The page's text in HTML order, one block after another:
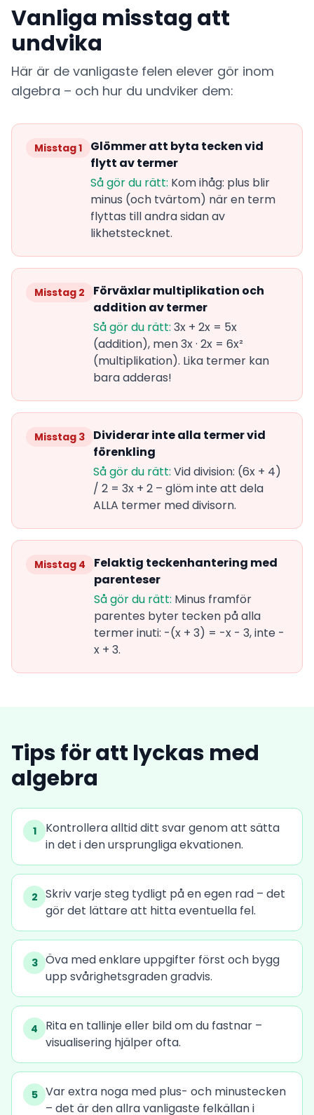
Vanliga misstag att
undvika
Här är de vanligaste felen elever gör inom
algebra – och hur du undviker dem:
Misstag 1
Glömmer att byta tecken vid
flytt av termer
Så gör du rätt: Kom ihåg: plus blir
minus (och tvärtom) när en term
flyttas till andra sidan av
likhetstecknet.
Misstag 2
Förväxlar multiplikation och
addition av termer
Så gör du rätt: 3x + 2x = 5x
(addition), men 3x · 2x = 6x²
(multiplikation). Lika termer kan
bara adderas!
Misstag 3
Dividerar inte alla termer vid
förenkling
Så gör du rätt: Vid division: (6x + 4)
/ 2 = 3x + 2 – glöm inte att dela
ALLA termer med divisorn.
Misstag 4
Felaktig teckenhantering med
parenteser
Så gör du rätt: Minus framför
parentes byter tecken på alla
termer inuti: -(x + 3) = -x - 3, inte -
x + 3.
Tips för att lyckas med
algebra
1
Kontrollera alltid ditt svar genom att sätta
in det i den ursprungliga ekvationen.
2 Skriv varje steg tydligt på en egen rad – det
gör det lättare att hitta eventuella fel.
3 Öva med enklare uppgifter först och bygg
upp svårighetsgraden gradvis.
4
Rita en tallinje eller bild om du fastnar –
visualisering hjälper ofta.
5 Var extra noga med plus- och minustecken
– det är den allra vanligaste felkällan i